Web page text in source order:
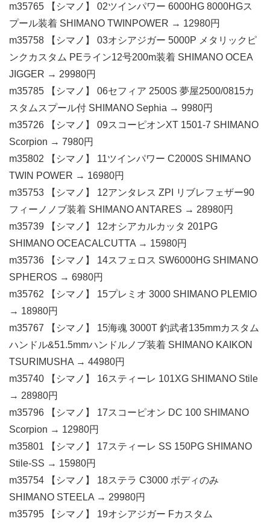
m35765 【シマノ】 02ツインパワー 6000HG 8000HGス
プール装着 SHIMANO TWINPOWER → 12980円
m35758 【シマノ】 03オシアジガー 5000P メタリックピ
ンクカスタム PEライン12号200m装着 SHIMANO OCEA
JIGGER → 29980円
m35785 【シマノ】 06セフィア 2500S 夢屋2500/0815カ
スタムスプール付 SHIMANO Sephia → 9980円
m35726 【シマノ】 09スコーピオンXT 1501-7 SHIMANO
Scorpion → 7980円
m35802 【シマノ】 11ツインパワー C2000S SHIMANO
TWIN POWER → 16980円
m35753 【シマノ】 12アンタレス ZPI リブレフェザー90
フィーノノブ装着 SHIMANO ANTARES → 28980円
m35739 【シマノ】 12オシアカルカッタ 201PG
SHIMANO OCEACALCUTTA → 15980円
m35736 【シマノ】 14スフェロス SW6000HG SHIMANO
SPHEROS → 6980円
m35762 【シマノ】 15プレミオ 3000 SHIMANO PLEMIO
→ 18980円
m35767 【シマノ】 15海魂 3000T 釣武者135mmカスタム
ハンドル&51.5mmハンドルノブ装着 SHIMANO KAIKON
TSURIMUSHA → 44980円
m35740 【シマノ】 16スティーレ 101XG SHIMANO Stile
→ 28980円
m35796 【シマノ】 17スコーピオン DC 100 SHIMANO
Scorpion → 12980円
m35801 【シマノ】 17スティーレ SS 150PG SHIMANO
Stile-SS → 15980円
m35754 【シマノ】 18ステラ C3000 ボディのみ
SHIMANO STEELA → 29980円
m35795 【シマノ】 19オシアジガー Fカスタム